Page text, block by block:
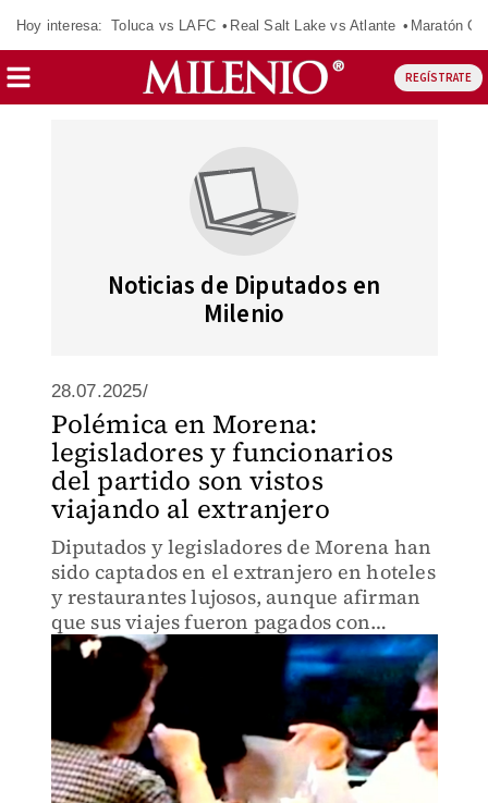
Hoy interesa: Toluca vs LAFC Real Salt Lake vs Atlante Maratón
REGÍSTRATE
Noticias de Diputados en
Milenio
28.07.2025/
Polémica en Morena:
legisladores y funcionarios
del partido son vistos
viajando al extranjero
Diputados y legisladores de Morena han
sido captados en el extranjero en hoteles
y restaurantes lujosos, aunque afirman
que sus viajes fueron pagados con
recursos personales.